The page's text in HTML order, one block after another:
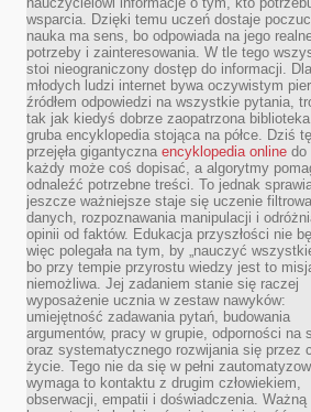
wsparcia. Dzięki temu uczeń dostaje
nauka ma sens, bo odpowiada na jego
potrzeby i zainteresowania. W tle tego
stoi nieograniczony dostęp do informacji. Dla
młodych ludzi internet bywa oczywistym
źródłem odpowiedzi na wszystkie pytania,
tak jak kiedyś dobrze zaopatrzona
gruba encyklopedia stojąca na półce. Dziś
przejęła gigantyczna encyklopedia online do
każdy może coś dopisać, a algorytmy
odnaleźć potrzebne treści. To jednak
jeszcze ważniejsze staje się uczenie
danych, rozpoznawania manipulacji i
opinii od faktów. Edukacja przyszłości nie
więc polegała na tym, by „nauczyć
bo przy tempie przyrostu wiedzy jest to
niemożliwa. Jej zadaniem stanie się raczej
wyposażenie ucznia w zestaw nawyków:
umiejętność zadawania pytań, budowania
argumentów, pracy w grupie, odporności na
oraz systematycznego rozwijania się przez
życie. Tego nie da się w pełni
wymaga to kontaktu z drugim człowiekiem,
obserwacji, empatii i doświadczenia. Ważną